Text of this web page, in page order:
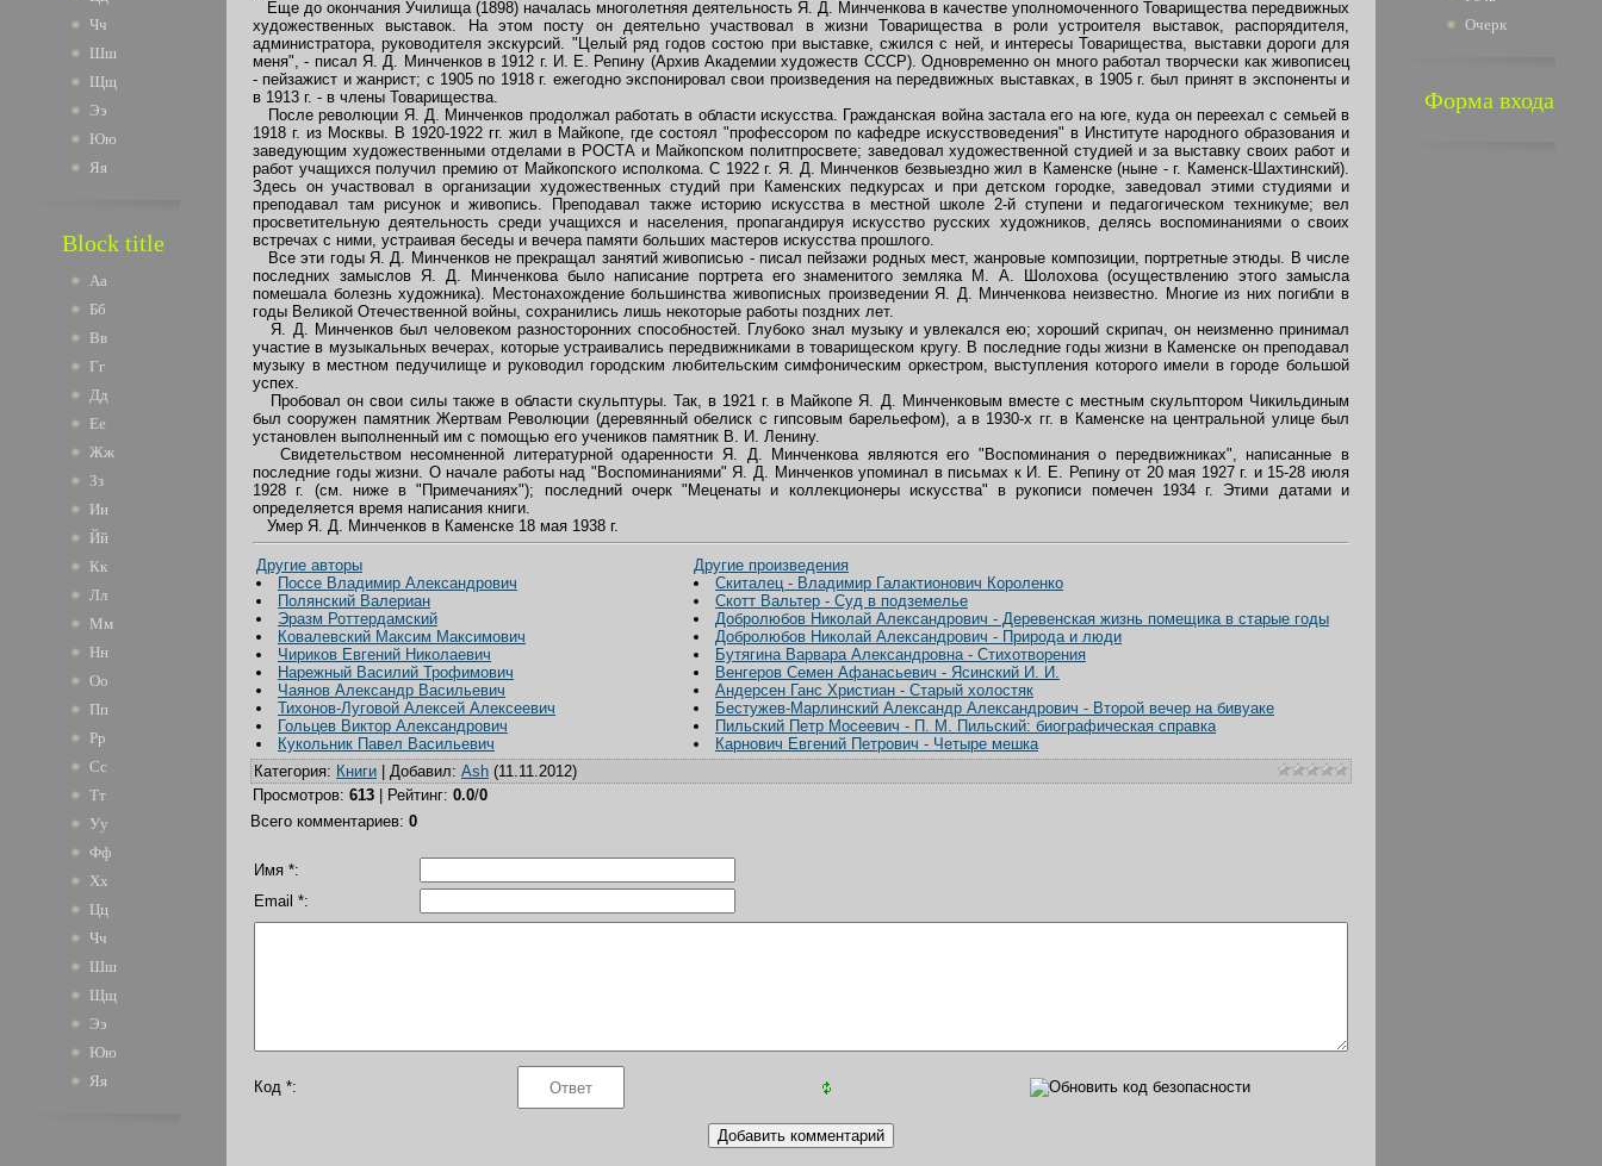
Чч
Шш
Щщ
Ээ
Юю
Яя
Block title
Аа
Бб
Вв
Гг
Дд
Ее
Жж
Зз
Ии
Йй
Кк
Лл
Мм
Нн
Оо
Пп
Рр
Сс
Тт
Уу
Фф
Хх
Цц
Чч
Шш
Щщ
Ээ
Юю
Яя
Еще до окончания Училища (1898) началась многолетняя деятельность Я. Д. Минченкова в качестве уполномоченного Товарищества передвижных
художественных выставок. На этом посту он деятельно участвовал в жизни Товарищества в роли устроителя выставок, распорядителя,
администратора, руководителя экскурсий. "Целый ряд годов состою при выставке, сжился с ней, и интересы Товарищества, выставки дороги для
меня", - писал Я. Д. Минченков в 1912 г. И. Е. Репину (Архив Академии художеств СССР). Одновременно он много работал творчески как живописец
- пейзажист и жанрист; с 1905 по 1918 г. ежегодно экспонировал свои произведения на передвижных выставках, в 1905 г. был принят в экспоненты и
в 1913 г. - в члены Товарищества.
После революции Я. Д. Минченков продолжал работать в области искусства. Гражданская война застала его на юге, куда он переехал с семьей в
1918 г. из Москвы. В 1920-1922 гг. жил в Майкопе, где состоял "профессором по кафедре искусствоведения" в Институте народного образования и
заведующим художественными отделами в РОСТА и Майкопском политпросвете; заведовал художественной студией и за выставку своих работ и
работ учащихся получил премию от Майкопского исполкома. С 1922 г. Я. Д. Минченков безвыездно жил в Каменске (ныне - г. Каменск-Шахтинский).
Здесь он участвовал в организации художественных студий при Каменских педкурсах и при детском городке, заведовал этими студиями и
преподавал там рисунок и живопись. Преподавал также историю искусства в местной школе 2-й ступени и педагогическом техникуме; вел
просветительную деятельность среди учащихся и населения, пропагандируя искусство русских художников, делясь воспоминаниями о своих
встречах с ними, устраивая беседы и вечера памяти больших мастеров искусства прошлого.
Все эти годы Я. Д. Минченков не прекращал занятий живописью - писал пейзажи родных мест, жанровые композиции, портретные этюды. В числе
последних замыслов Я. Д. Минченкова было написание портрета его знаменитого земляка М. А. Шолохова (осуществлению этого замысла
помешала болезнь художника). Местонахождение большинства живописных произведении Я. Д. Минченкова неизвестно. Многие из них погибли в
годы Великой Отечественной войны, сохранились лишь некоторые работы поздних лет.
Я. Д. Минченков был человеком разносторонних способностей. Глубоко знал музыку и увлекался ею; хороший скрипач, он неизменно принимал
участие в музыкальных вечерах, которые устраивались передвижниками в товарищеском кругу. В последние годы жизни в Каменске он преподавал
музыку в местном педучилище и руководил городским любительским симфоническим оркестром, выступления которого имели в городе большой
успех.
Пробовал он свои силы также в области скульптуры. Так, в 1921 г. в Майкопе Я. Д. Минченковым вместе с местным скульптором Чикильдиным
был сооружен памятник Жертвам Революции (деревянный обелиск с гипсовым барельефом), а в 1930-х гг. в Каменске на центральной улице был
установлен выполненный им с помощью его учеников памятник В. И. Ленину.
Свидетельством несомненной литературной одаренности Я. Д. Минченкова являются его "Воспоминания о передвижниках", написанные в
последние годы жизни. О начале работы над "Воспоминаниями" Я. Д. Минченков упоминал в письмах к И. Е. Репину от 20 мая 1927 г. и 15-28 июля
1928 г. (см. ниже в "Примечаниях"); последний очерк "Меценаты и коллекционеры искусства" в рукописи помечен 1934 г. Этими датами и
определяется время написания книги.
Умер Я. Д. Минченков в Каменске 18 мая 1938 г.
Другие авторы
Поссе Владимир Александрович
Полянский Валериан
Эразм Роттердамский
Ковалевский Максим Максимович
Чириков Евгений Николаевич
Нарежный Василий Трофимович
Чаянов Александр Васильевич
Тихонов-Луговой Алексей Алексеевич
Гольцев Виктор Александрович
Кукольник Павел Васильевич
Другие произведения
Скиталец - Владимир Галактионович Короленко
Скотт Вальтер - Суд в подземелье
Добролюбов Николай Александрович - Деревенская жизнь помещика в старые годы
Добролюбов Николай Александрович - Природа и люди
Бутягина Варвара Александровна - Стихотворения
Венгеров Семен Афанасьевич - Ясинский И. И.
Андерсен Ганс Христиан - Старый холостяк
Бестужев-Марлинский Александр Александрович - Второй вечер на бивуаке
Пильский Петр Мосеевич - П. М. Пильский: биографическая справка
Карнович Евгений Петрович - Четыре мешка
Категория: Книги Добавил: Ash (11.11.2012)
Просмотров: 613 Рейтинг: 0.0/0
Всего комментариев: 0
Имя *:
Email *:
Код *:
Очерк
Форма входа